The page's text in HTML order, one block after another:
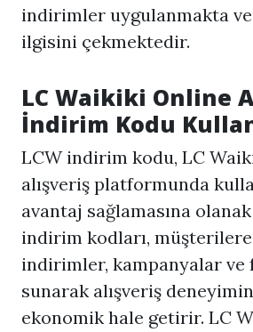
indirimler uygulanmakta
ilgisini çekmektedir.
LC Waikiki Online
İndirim Kodu
LCW indirim kodu, LC
alışveriş platformunda
avantaj sağlamasına
indirim kodları,
indirimler, kampanyalar ve
sunarak alışveriş
ekonomik hale getirir. LC